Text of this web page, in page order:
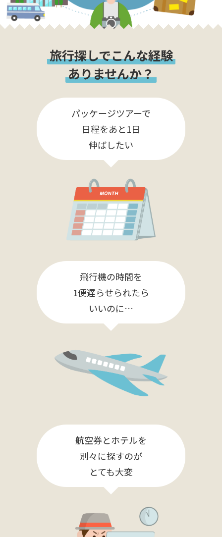
旅行探しでこんな経験
ありませんか？
パッケージツアーで
日程をあと1日
伸ばしたい
飛行機の時間を
1便遅らせられたら
いいのに…
航空券とホテルを
別々に探すのが
とても大変